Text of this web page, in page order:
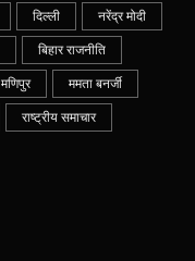
दिल्ली नरेंद्र मोदी
बिहार राजनीति
मणिपुर ममता बनर्जी
राष्ट्रीय समाचार